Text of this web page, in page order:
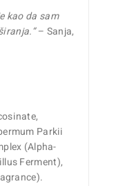
kao da sam
– Sanja,
Parkii
(Alpha-
Ferment),